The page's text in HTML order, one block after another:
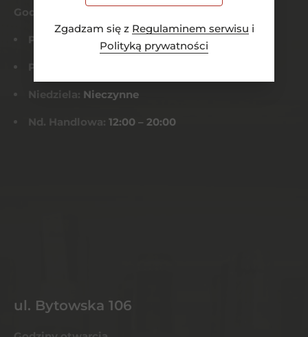
Zgadzam się z Regulaminem serwisu i
Polityką prywatności
Godziny otwarcia
Pn-Czw: 8:00 – 21:00
Pt-Sob:
Niedziela: Nieczynne
Nd. Handlowa: 12:00 – 20:00
ul. Bytowska 106